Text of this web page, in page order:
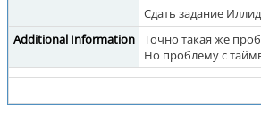
Сдать задание
Additional Information Точно такая же
Но проблему с